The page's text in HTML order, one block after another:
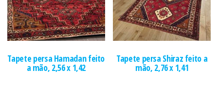
Tapete persa Hamadan feito
a mão, 2,56 x 1,42
Tapete persa Shiraz feito a
mão, 2,76 x 1,41